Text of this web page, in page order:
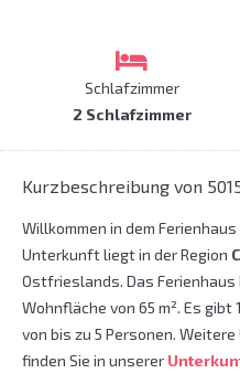
Schlafzimmer
2 Schlafzimmer
Kurzbeschreibung von
Willkommen in dem Ferienhaus
Unterkunft liegt in der Region
Ostfrieslands. Das
Wohnfläche von 65 m². Es gibt
von bis zu 5 Personen.
finden Sie in unserer